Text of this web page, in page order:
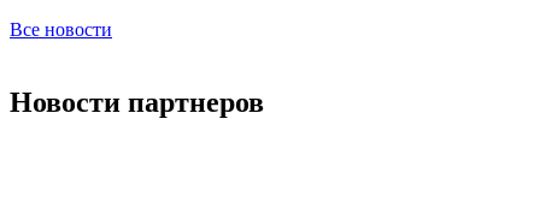
Все новости
Новости партнеров